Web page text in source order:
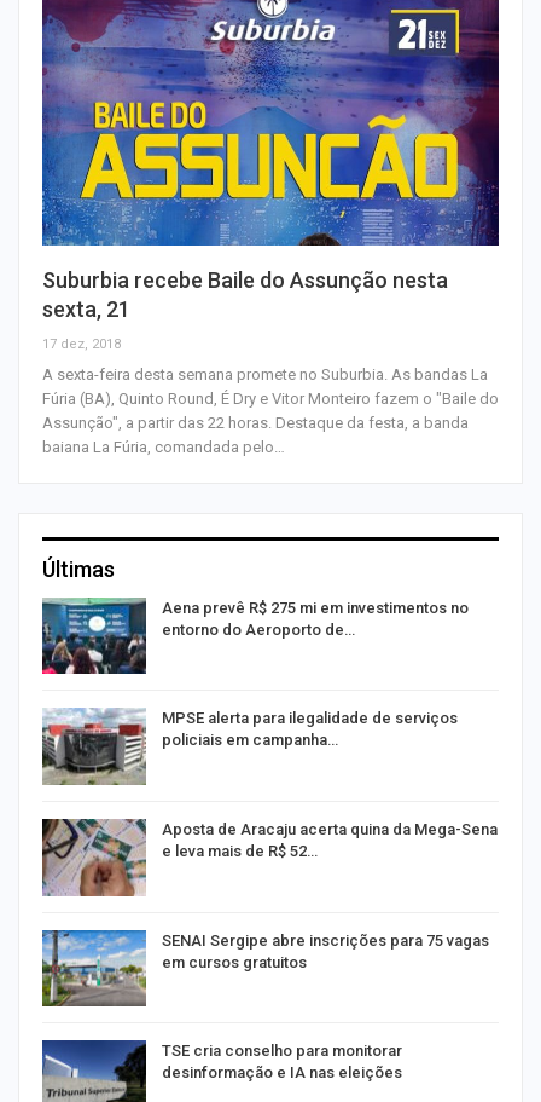
Suburbia recebe Baile do Assunção nesta
sexta, 21
17 dez, 2018
A sexta-feira desta semana promete no Suburbia. As bandas La
Fúria (BA), Quinto Round, É Dry e Vitor Monteiro fazem o "Baile do
Assunção", a partir das 22 horas. Destaque da festa, a banda
baiana La Fúria, comandada pelo…
Últimas
Aena prevê R$ 275 mi em investimentos no
entorno do Aeroporto de…
MPSE alerta para ilegalidade de serviços
policiais em campanha…
Aposta de Aracaju acerta quina da Mega-Sena
e leva mais de R$ 52…
SENAI Sergipe abre inscrições para 75 vagas
em cursos gratuitos
TSE cria conselho para monitorar
desinformação e IA nas eleições